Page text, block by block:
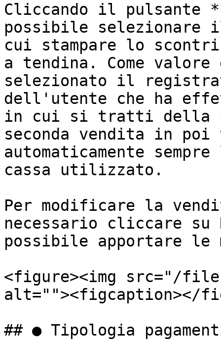
Cliccando il pulsante
possibile selezionare
cui stampare lo
a tendina. Come
selezionato il
dell'utente che ha
in cui si tratti della
seconda vendita in poi
automaticamente
cassa utilizzato.
Per modificare la
necessario cliccare su
possibile apportare le
<figure><img src="/files/
alt=""><figcaption></
## ● Tipologia